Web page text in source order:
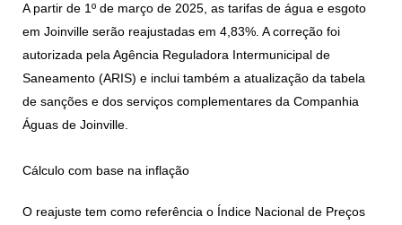
A partir de 1º de março de 2025, as tarifas de água e esgoto
em Joinville serão reajustadas em 4,83%. A correção foi
autorizada pela Agência Reguladora Intermunicipal de
Saneamento (ARIS) e inclui também a atualização da tabela
de sanções e dos serviços complementares da Companhia
Águas de Joinville.
Cálculo com base na inflação
O reajuste tem como referência o Índice Nacional de Preços